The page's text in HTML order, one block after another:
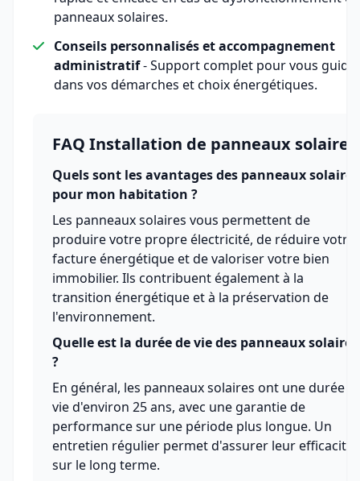
panneaux solaires.
Conseils personnalisés et accompagnement
administratif- Support complet pour vous
dans vos démarches et choix énergétiques.
FAQ Installation de panneaux solaires
Quels sont les avantages des panneaux solaires
pour mon habitation ?
Les panneaux solaires vous permettent de
produire votre propre électricité, de réduire votre
facture énergétique et de valoriser votre bien
immobilier. Ils contribuent également à la
transition énergétique et à la préservation de
l'environnement.
Quelle est la durée de vie des panneaux solaires
?
En général, les panneaux solaires ont une durée
vie d'environ 25 ans, avec une garantie de
performance sur une période plus longue. Un
entretien régulier permet d'assurer leur efficacité
sur le long terme.